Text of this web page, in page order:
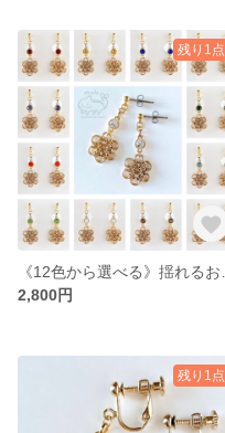
残り1点
2,800円
残り1点